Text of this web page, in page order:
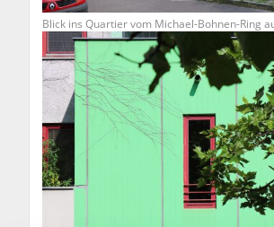
Blick ins Quartier vom Michael-Bohnen-Ring